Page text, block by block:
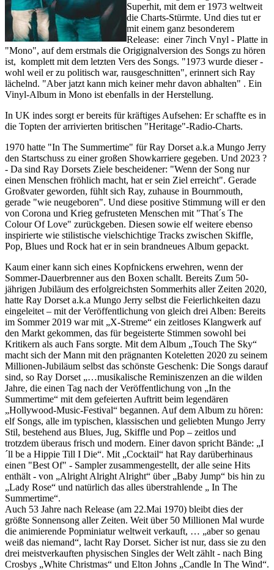
Superhit, mit dem er 1973 weltweit
die Charts-Stürmte. Und dies tut er
mit einem ganz besonderem
Release: einer 7inch Vnyl - Platte in
"Mono", auf dem erstmals die Origignalversion des Songs zu hören
ist, komplett mit dem letzten Vers des Songs. "1973 wurde dieser -
wohl weil er zu politisch war, rausgeschnitten", erinnert sich Ray
lächelnd. "Aber jatzt kann mich keiner mehr davon abhalten" . Ein
Vinyl-Album in Mono ist ebenfalls in der Herstellung.
In UK indes sorgt er bereits für kräftiges Aufsehen: Er schaffte es in
die Topten der arrivierten britischen "Heritage"-Radio-Charts.
1970 hatte "In The Summertime" für Ray Dorset a.k.a Mungo Jerry
den Startschuss zu einer großen Showkarriere gegeben. Und 2023 ?
- Da sind Ray Dorsets Ziele bescheidener: "Wenn der Song nur
einen Menschen fröhlich macht, hat er sein Ziel erreicht". Gerade
Großvater geworden, fühlt sich Ray, zuhause in Bournmouth,
gerade "wie neugeboren". Und diese positive Stimmung will er den
von Corona und Krieg gefrusteten Menschen mit "That´s The
Colour Of Love" zurückgeben. Diesen sowie elf weitere ebenso
inspirierte wie stilistische vielschichtige Tracks zwischen Skiffle,
Pop, Blues und Rock hat er in sein brandneues Album gepackt.
Kaum einer kann sich eines Kopfnickens erwehren, wenn der
Sommer-Dauerbrenner aus den Boxen schallt. Bereits Zum 50-
jährigen Jubiläum des erfolgreichsten Sommerhits aller Zeiten 2020,
hatte Ray Dorset a.k.a Mungo Jerry selbst die Feierlichkeiten dazu
eingeleitet – mit der Veröffentlichung von gleich drei Alben: Bereits
im Sommer 2019 war mit „X-Streme“ ein zeitloses Klangwerk auf
den Markt gekommen, das für begeisterte Stimmen sowohl bei
Kritikern als auch Fans sorgte. Mit dem Album „Touch The Sky“
macht sich der Mann mit den prägnanten Koteletten 2020 zu seinem
Millionen-Jubiläum selbst das schönste Geschenk: Die Songs darauf
sind, so Ray Dorset „…musikalische Reminiszenzen an die wilden
Jahre, die einen Tag nach der Veröffentlichung von „In the
Summertime“ mit dem gefeierten Auftritt beim legendären
„Hollywood-Music-Festival“ begannen. Auf dem Album zu hören:
elf Songs, alle im typischen, klassischen und geliebten Mungo Jerry
Stil, bestehend aus Blues, Jug, Skiffle und Pop – zeitlos und
trotzdem überaus frisch und modern. Einer davon spricht Bände: „I
´ll be a Hippie Till I Die“. Mit „Cocktail“ hat Ray darüberhinaus
einen "Best Of" - Sampler zusammengestellt, der alle seine Hits
enthält - von „Alright Alright Alright“ über „Baby Jump“ bis hin zu
„Lady Rose“ und natürlich das alles überstrahlende „ In The
Summertime“.
Auch 53 Jahre nach Release (am 22.Mai 1970) bleibt dies der
größte Sonnensong aller Zeiten. Weit über 50 Millionen Mal wurde
die animierende Popminiatur weltweit verkauft, … „aber so genau
weiß das niemand“, lacht Ray Dorset. Sicher ist nur, dass sie zu den
drei meistverkauften physischen Singles der Welt zählt - nach Bing
Crosbys „White Christmas“ und Elton Johns „Candle In The Wind“.